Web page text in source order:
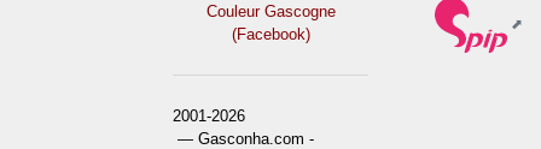
Couleur Gascogne
(Facebook)
2001-2026
— Gasconha.com -